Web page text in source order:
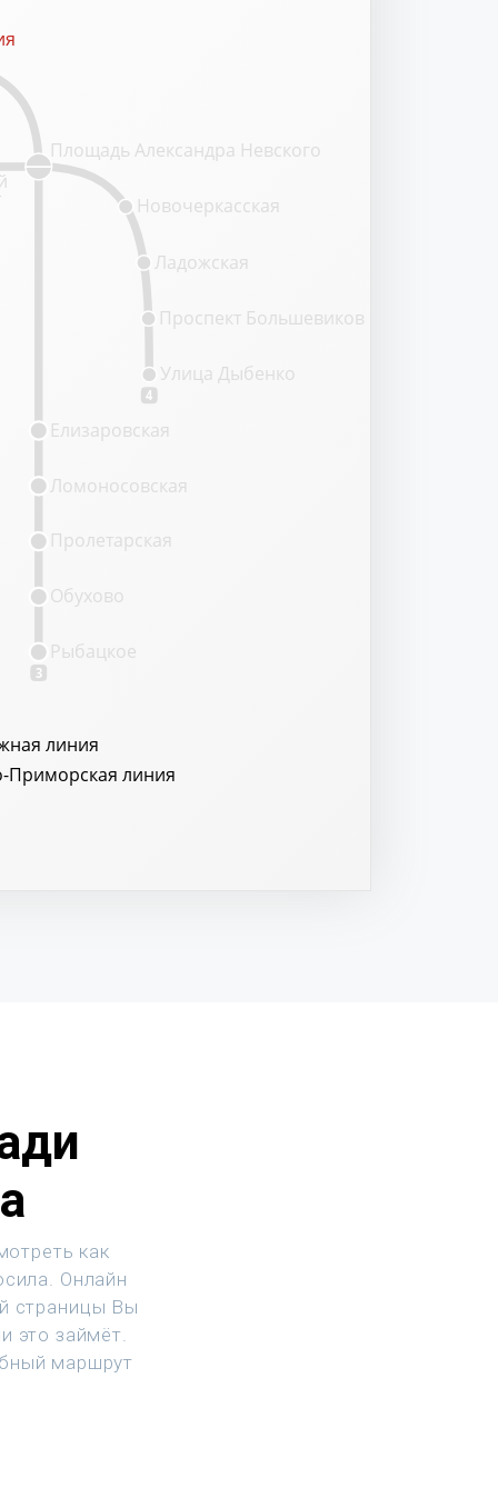
линия
Приморская линия
3
4
Площадь Александра Невского
Новочеркасская
Ладожская
Проспект Большевиков
Улица Дыбенко
Рыбацкое
Обухово
Пролетарская
Ломоносовская
Елизаровская
как
Онлайн
страницы Вы
это займёт.
маршрут